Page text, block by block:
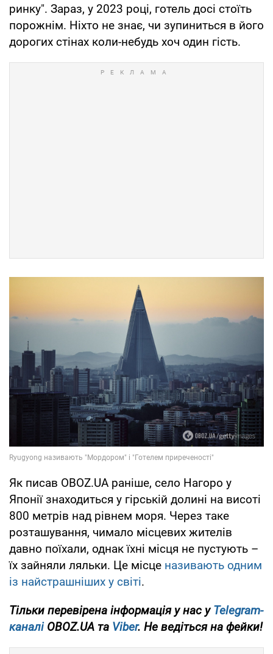
ринку". Зараз, у 2023 році, готель досі стоїть
порожнім. Ніхто не знає, чи зупиниться в його
дорогих стінах коли-небудь хоч один гість.
Як писав OBOZ.UA раніше, село Нагоро у
Японії знаходиться у гірській долині на висоті
800 метрів над рівнем моря. Через таке
розташування, чимало місцевих жителів
давно поїхали, однак їхні місця не пустують –
їх зайняли ляльки. Це місце називають одним
із найстрашніших у світі.
Тільки перевірена інформація у нас уTelegram-
каналіOBOZ.UA та Viber. Не ведіться на фейки!